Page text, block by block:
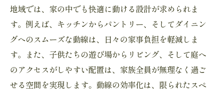
地域では、家の中でも快適に動ける設計が求められま
す。例えば、キッチンからパントリー、そしてダイニン
グへのスムーズな動線は、日々の家事負担を軽減しま
す。また、子供たちの遊び場からリビング、そして庭へ
のアクセスがしやすい配置は、家族全員が無理なく過ご
せる空間を実現します。動線の効率化は、限られたスペ